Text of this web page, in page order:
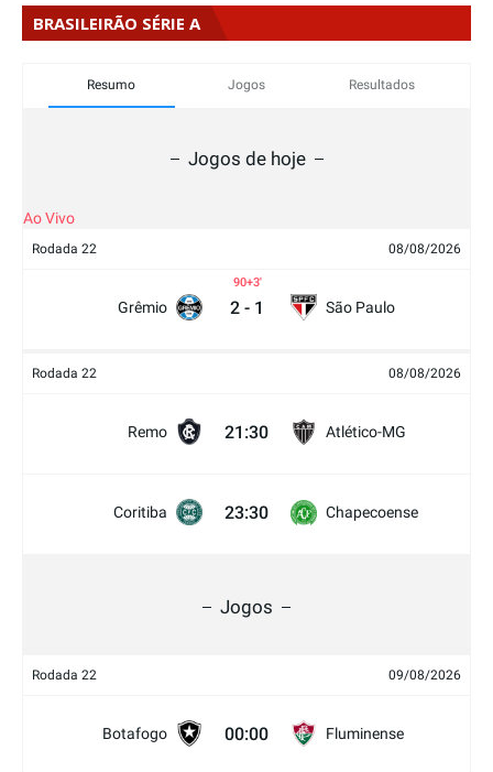
BRASILEIRÃO SÉRIE A
Resumo Jogos Resultados
Jogos de hoje
Ao Vivo
Rodada 22 08/08/2026
Grêmio
90+3
2 - 1 São Paulo
Rodada 22 08/08/2026
Remo 21:30 Atlético-MG
Coritiba 23:30 Chapecoense
Jogos
Rodada 22 09/08/2026
Botafogo 00:00 Fluminense